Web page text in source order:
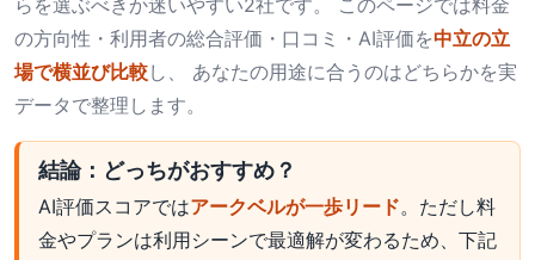
の方向性・利用者の総合評価・口コミ・AI評価を中立の立
場で横並び比較し、 あなたの用途に合うのはどちらかを実
データで整理します。
結論：どっちがおすすめ？
AI評価スコアではアークベルが一歩リード。ただし料
金やプランは利用シーンで最適解が変わるため、下記